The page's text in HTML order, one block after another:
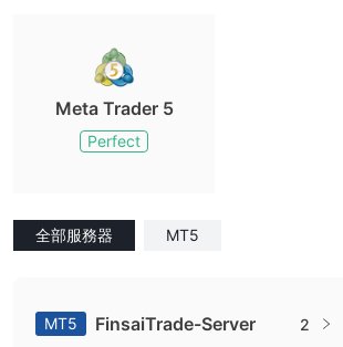
Meta Trader 5
Perfect
全部服務器 MT5
MT5 FinsaiTrade-Server 2